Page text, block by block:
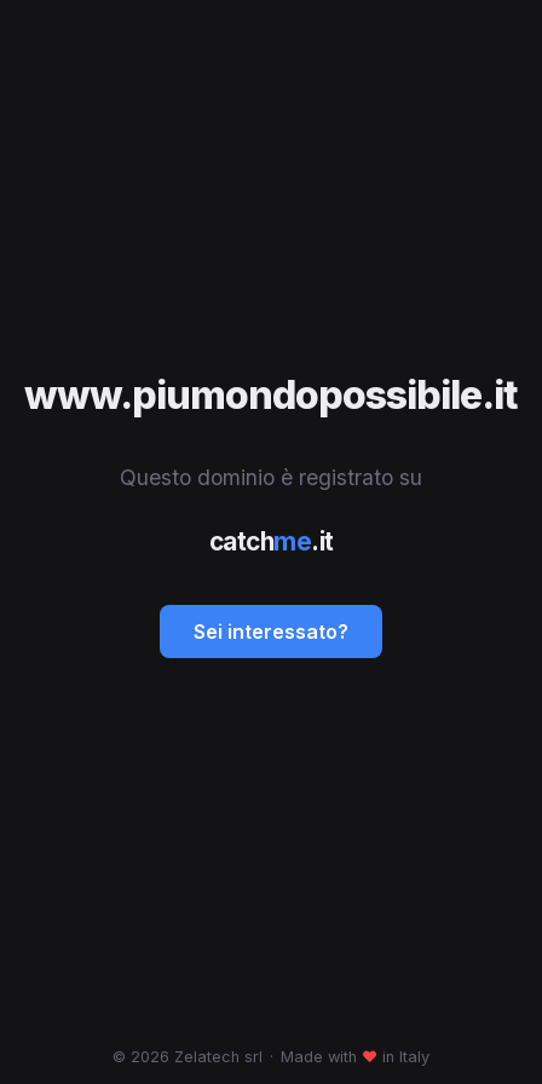
www.piumondopossibile.it
Questo dominio è registrato su
catchme.it
Sei interessato?
© 2026 Zelatech srl · Made with ♥ in Italy